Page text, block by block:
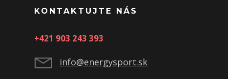
KONTAKTUJTE NÁS
+421 903 243 393
info@energysport.sk